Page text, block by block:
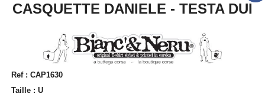
CASQUETTE DANIELE - TESTA DUI
Ref : CAP1630
Taille : U